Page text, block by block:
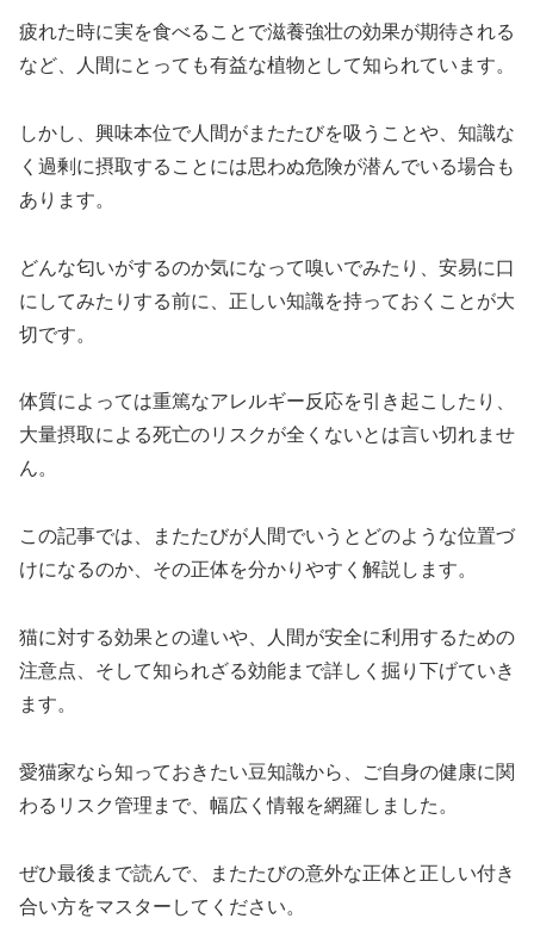
疲れた時に実を食べることで滋養強壮の効果が期待される
など、人間にとっても有益な植物として知られています。
しかし、興味本位で人間がまたたびを吸うことや、知識な
く過剰に摂取することには思わぬ危険が潜んでいる場合も
あります。
どんな匂いがするのか気になって嗅いでみたり、安易に口
にしてみたりする前に、正しい知識を持っておくことが大
切です。
体質によっては重篤なアレルギー反応を引き起こしたり、
大量摂取による死亡のリスクが全くないとは言い切れませ
ん。
この記事では、またたびが人間でいうとどのような位置づ
けになるのか、その正体を分かりやすく解説します。
猫に対する効果との違いや、人間が安全に利用するための
注意点、そして知られざる効能まで詳しく掘り下げていき
ます。
愛猫家なら知っておきたい豆知識から、ご自身の健康に関
わるリスク管理まで、幅広く情報を網羅しました。
ぜひ最後まで読んで、またたびの意外な正体と正しい付き
合い方をマスターしてください。